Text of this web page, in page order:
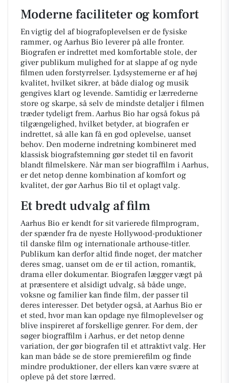
Moderne faciliteter og komfort
En vigtig del af biografoplevelsen er de fysiske
rammer, og Aarhus Bio leverer på alle fronter.
Biografen er indrettet med komfortable stole, der
giver publikum mulighed for at slappe af og nyde
filmen uden forstyrrelser. Lydsystemerne er af høj
kvalitet, hvilket sikrer, at både dialog og musik
gengives klart og levende. Samtidig er lærrederne
store og skarpe, så selv de mindste detaljer i filmen
træder tydeligt frem. Aarhus Bio har også fokus på
tilgængelighed, hvilket betyder, at biografen er
indrettet, så alle kan få en god oplevelse, uanset
behov. Den moderne indretning kombineret med
klassisk biografstemning gør stedet til en favorit
blandt filmelskere. Når man ser biograffilm i Aarhus,
er det netop denne kombination af komfort og
kvalitet, der gør Aarhus Bio til et oplagt valg.
Et bredt udvalg af film
Aarhus Bio er kendt for sit varierede filmprogram,
der spænder fra de nyeste Hollywood-produktioner
til danske film og internationale arthouse-titler.
Publikum kan derfor altid finde noget, der matcher
deres smag, uanset om de er til action, romantik,
drama eller dokumentar. Biografen lægger vægt på
at præsentere et alsidigt udvalg, så både unge,
voksne og familier kan finde film, der passer til
deres interesser. Det betyder også, at Aarhus Bio er
et sted, hvor man kan opdage nye filmoplevelser og
blive inspireret af forskellige genrer. For dem, der
søger biograffilm i Aarhus, er det netop denne
variation, der gør biografen til et attraktivt valg. Her
kan man både se de store premierefilm og finde
mindre produktioner, der ellers kan være svære at
opleve på det store lærred.